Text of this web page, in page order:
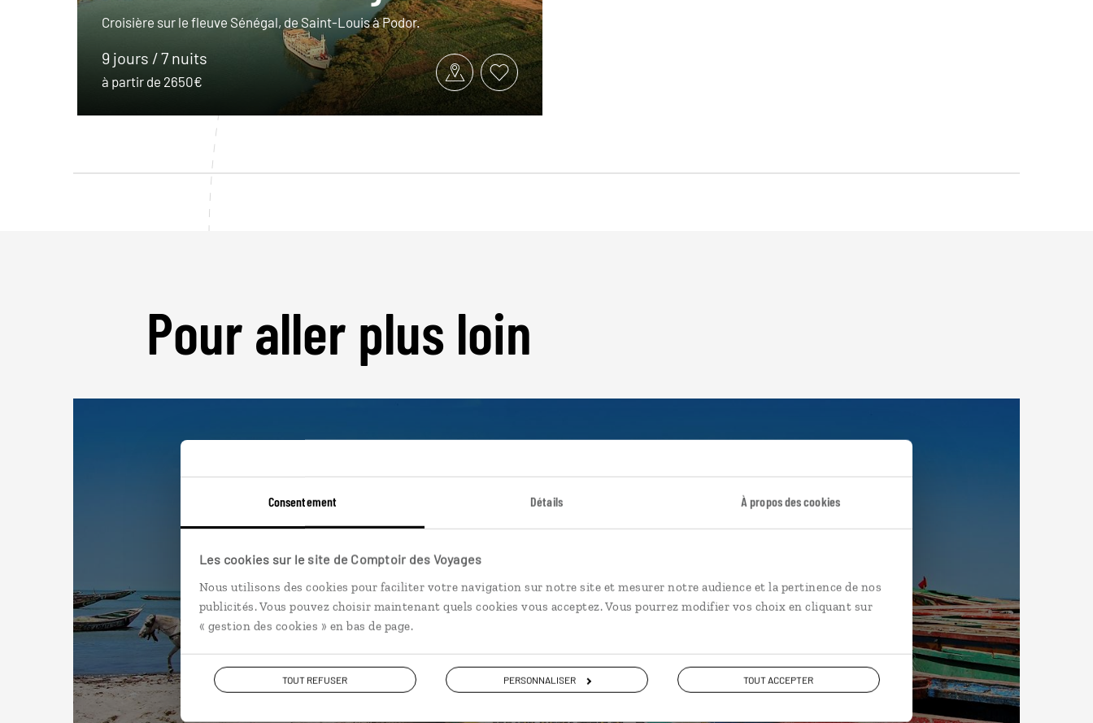
Consentement Détails À propos des cookies
Les cookies sur le site de Comptoir des Voyages
Nous utilisons des cookies pour faciliter votre navigation sur notre site et mesurer notre audience et la pertinence de nos
publicités. Vous pouvez choisir maintenant quels cookies vous acceptez. Vous pourrez modifier vos choix en cliquant sur
« gestion des cookies » en bas de page.
TOUT REFUSER PERSONNALISER TOUT ACCEPTER
Croisière sur le fleuve Sénégal, de Saint-Louis à Podor.
9 jours / 7 nuits
à partir de 2650€
Pour aller plus loin
Nos 7 idées de voyage
Sénégal